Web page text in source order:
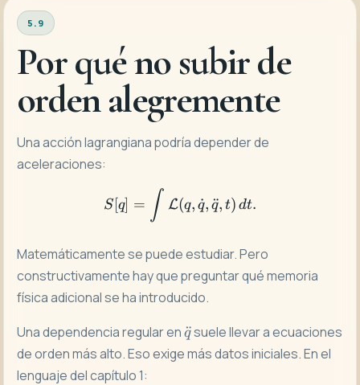
5.9
Por qué no subir de
orden alegremente
Una acción lagrangiana podría depender de
aceleraciones:
S[q]=\int
S [q] = ∫ L(q, q
˙, q
¨, t) dt.
Matemáticamente se puede estudiar. Pero
constructivamente hay que preguntar qué memoria
física adicional se ha introducido.
Una dependencia regular en\ddot
q
q
¨suele llevar a ecuaciones
de orden más alto. Eso exige más datos iniciales. En el
lenguaje del capítulo 1: